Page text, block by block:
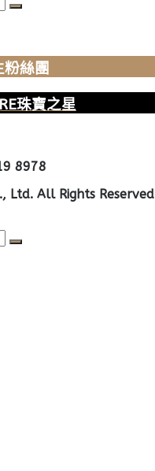
粉絲團
珠寶之星
8978
Ltd. All Rights Reserved